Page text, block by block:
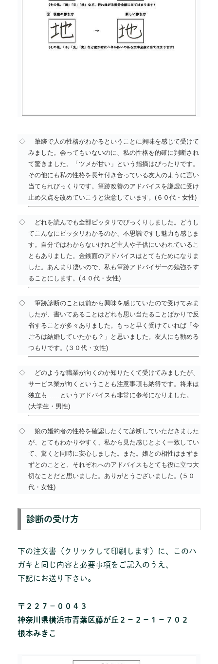
◇
筆跡で人の性格がわかるということに興味を感じて受けて
みました。会ってもいないのに、私の性格を的確に判断され
て驚きました。「ツメが甘い」という指摘はぴったりです。
その他にも私の性格を長年付き合っている友人のように言い
当てられびっくりです。筆跡改善のアドバイスを謙虚に受け
止め欠点を改めていこうと決意しています。(６０代・女性)
◇
どれを読んでも全部ピッタリでびっくりしました。どうし
てこんなにピッタリわかるのか、不思議ですし魅力も感じま
す。自分ではわからないけれど主人や子供にいわれているこ
ともありました。金銭面のアドバイスはとてもためになりま
した。あんまり凄いので、私も筆跡アドバイザーの勉強をす
ることにします。(４０代・女性)
◇
筆跡診断のことは前から興味を感じていたので受けてみま
したが、書いてあることはどれも思い当たることばかりで反
省することが多々ありました。もっと早く受けていれば「今
ごろは結婚していたかも？」と思いました。友人にも勧める
つもりです。(３０代・女性)
◇
どのような職業が向くのか知りたくて受けてみましたが、
サービス業が向くということも注意事項も納得です。将来は
独立も……というアドバイスも非常に参考になりました。
(大学生・男性)
◇
娘の婚約者の性格を確認したくて診断していただきました
が、とてもわかりやすく、私から見た感じとよく一致してい
て、驚くと同時に安心しました。また。娘との相性はまずま
ずとのことと、それぞれへのアドバイスもとても役に立つ大
切なことだと思いました。ありがとうございました。(５０
代・女性)
診断の受け方
下の注文書（クリックして印刷します）に、このハ
ガキと同じ内容と必要事項をご記入のうえ、
下記にお送り下さい。
〒２２７－００４３
神奈川県横浜市青葉区藤が丘２－２－１－７０２
根本みきこ